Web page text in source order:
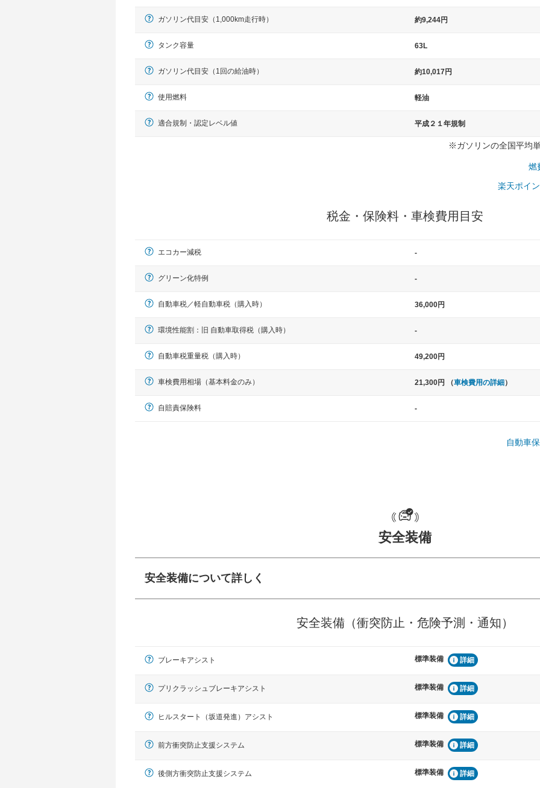
N-BOX、ワゴンR、タント、アルト など
ノア、セレナ、プリウス、カローラ、ステ
ガソリン代目安（1,000km走行時） 約9,244円
タンク容量 63L
ガソリン代目安（1回の給油時） 約10,017円
使用燃料 軽油
適合規制・認定レベル値 平成２１年規制
※ガソリンの全国平均
燃
楽天ポイ
税金・保険料・車検費用目安
エコカー減税 -
グリーン化特例 -
自動車税／軽自動車税（購入時） 36,000円
環境性能割：旧 自動車取得税（購入時） -
自動車税重量税（購入時） 49,200円
車検費用相場（基本料金のみ） 21,300円 （車検費用の詳細 ）
自賠責保険料 -
自動車
安全装備
安全装備について詳しく
前走車や歩行者との衝突を回避するプリクラッシュブレ
ーキアシスト、ABSなどが装備されています。
見えにくい場所に潜む
テムなどが装備されて
車線逸脱防止
プアシストなどが装備されています
車間距離制御
ブ・クルーズ・コント
運転・駐車支援
グ・アシストやサイドブラインドモニターなどが装備さ
衝撃軽減
るSRSエアバッグシス
ルトなどが装備されて
安全装備（衝突防止・危険予測・通知）
ブレーキアシスト 標準装備 詳細
プリクラッシュブレーキアシスト 標準装備 詳細
ヒルスタート（坂道発進）アシスト 標準装備 詳細
前方衝突防止支援システム 標準装備 詳細
後側方衝突防止支援システム 標準装備 詳細